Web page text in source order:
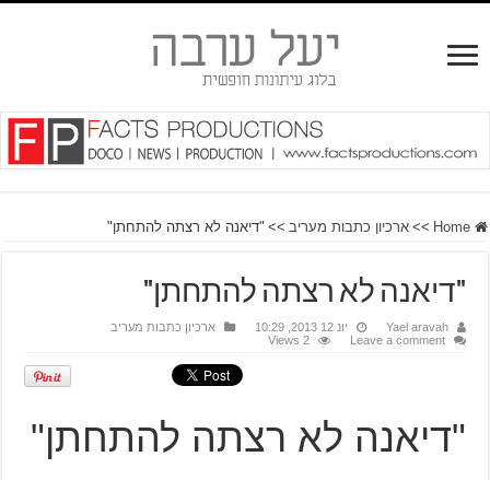
Home
>> ארכיון כתבות מעריב >> "דיאנה לא רצתה להתחתן"
"דיאנה לא רצתה להתחתן"
Yael aravah יונ 12 2013, 10:29
ארכיון כתבות מעריב
Leave a comment
2 Views
"דיאנה לא רצתה להתחתן"